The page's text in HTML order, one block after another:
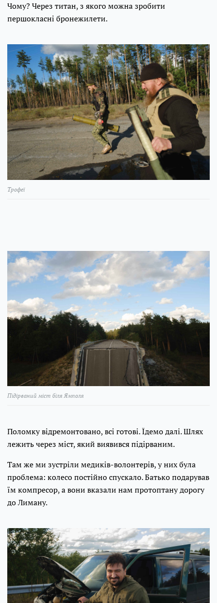
Чому? Через титан, з якого можна зробити
першокласні бронежилети.
Трофеї
Підірваний міст біля Ямполя
Поломку відремонтовано, всі готові. Їдемо далі. Шлях
лежить через міст, який виявився підірваним.
Там же ми зустріли медиків-волонтерів, у них була
проблема: колесо постійно спускало. Батько подарував
їм компресор, а вони вказали нам протоптану дорогу
до Лиману.